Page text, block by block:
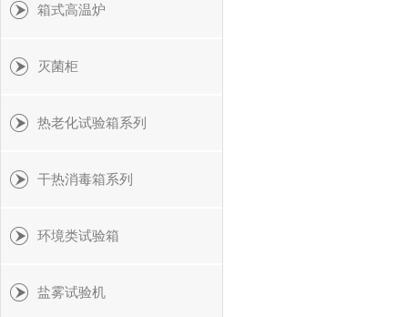
箱式高温炉
灭菌柜
热老化试验箱系列
干热消毒箱系列
环境类试验箱
盐雾试验机